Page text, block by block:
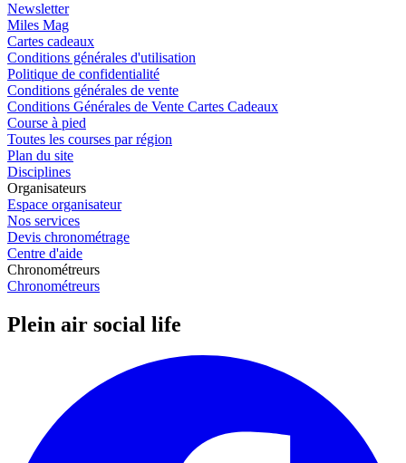
Newsletter
Miles Mag
Cartes cadeaux
Conditions générales d'utilisation
Politique de confidentialité
Conditions générales de vente
Conditions Générales de Vente Cartes Cadeaux
Course à pied
Toutes les courses par région
Plan du site
Disciplines
Organisateurs
Espace organisateur
Nos services
Devis chronométrage
Centre d'aide
Chronométreurs
Chronométreurs
Plein air social life